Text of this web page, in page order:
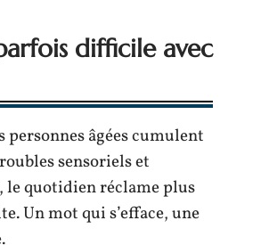
difficile avec
personnes âgées cumulent
sensoriels et
quotidien réclame plus
Un mot qui s’efface, une